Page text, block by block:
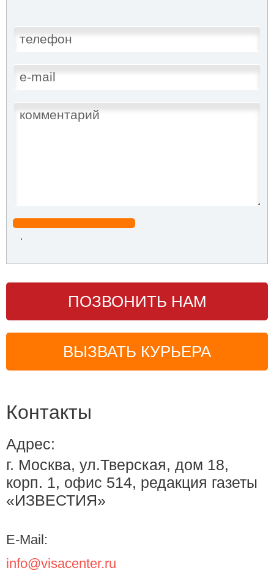
.
ПОЗВОНИТЬ НАМ
ВЫЗВАТЬ КУРЬЕРА
Контакты
Адрес:
г. Москва, ул.Тверская, дом 18,
корп. 1, офис 514, редакция газеты
«ИЗВЕСТИЯ»
E-Mail:
info@visacenter.ru